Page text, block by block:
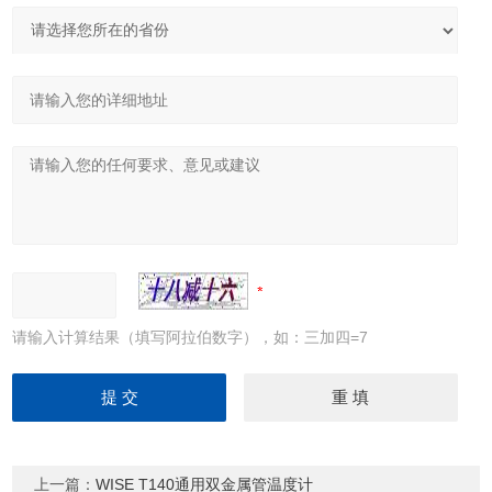
请输入计算结果（填写阿拉伯数字），如：三加四=7
上一篇：WISE T140通用双金属管温度计